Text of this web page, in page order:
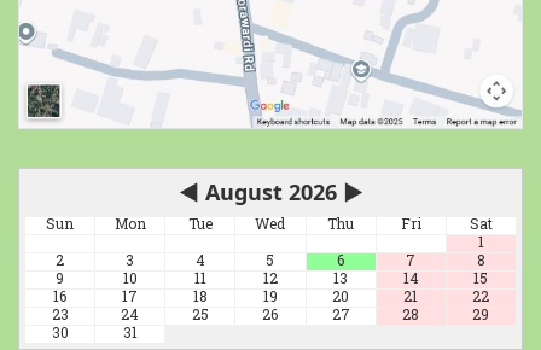
◀ August 2026 ▶
Sun Mon Tue Wed Thu Fri
Sat
1
2
3 4 5 6 7
8
9
10 11 12 13 14
15
16
17 18 19 20 21
22
23
24 25 26 27 28
29
30
31